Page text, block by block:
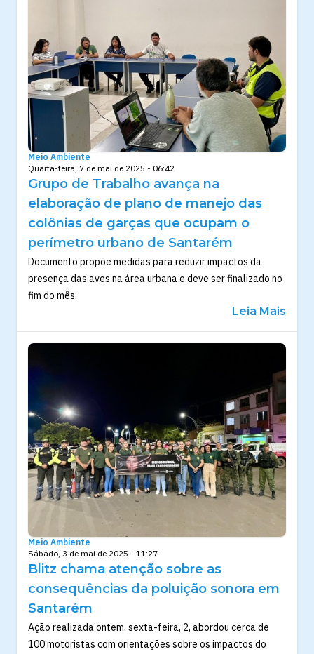
Meio Ambiente
Quarta-feira, 7 de mai de 2025 - 06:42
Grupo de Trabalho avança na
elaboração de plano de manejo das
colônias de garças que ocupam o
perímetro urbano de Santarém
Documento propõe medidas para reduzir impactos da
presença das aves na área urbana e deve ser finalizado no
fim do mês
Leia Mais
Meio Ambiente
Sábado, 3 de mai de 2025 - 11:27
Blitz chama atenção sobre as
consequências da poluição sonora em
Santarém
Ação realizada ontem, sexta-feira, 2, abordou cerca de
100 motoristas com orientações sobre os impactos do